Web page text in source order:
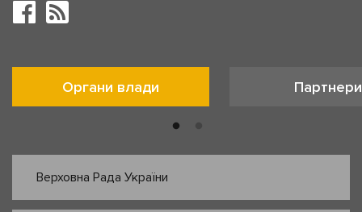
Органи влади Партнери
Верховна Рада України